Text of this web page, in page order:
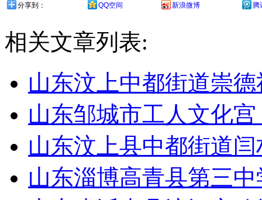
分享到： QQ空间 新浪微博 腾
相关文章列表:
山东汶上中都街道崇
山东邹城市工人文化
山东汶上县中都街道
山东淄博高青县第三